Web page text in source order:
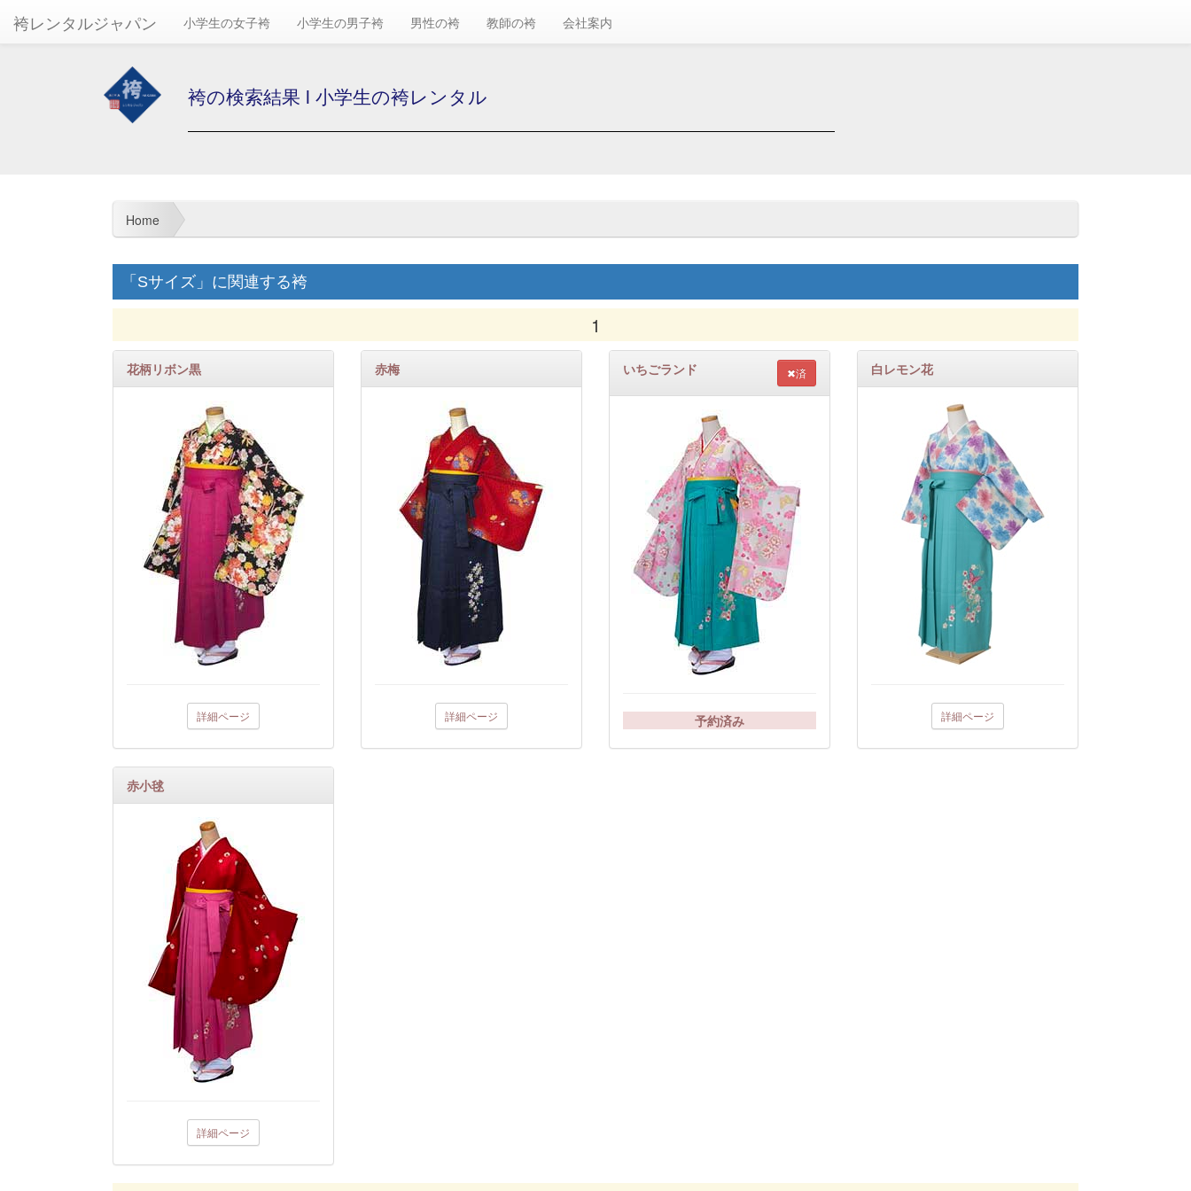
袴レンタルジャパン 小学生の女子袴 小学生の男子袴 男性の袴 教師の袴 会社案内
袴の検索結果 l 小学生の袴レンタル
Home
「Sサイズ」に関連する袴
1
花柄リボン黒
詳細ページ
赤梅
詳細ページ
いちごランド ✖済
予約済み
白レモン花
詳細ページ
赤小毬
詳細ページ